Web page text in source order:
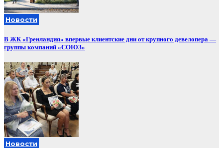
Новости
В ЖК «Гренландия» впервые клиентские дни от крупного девелопера —
группы компаний «СОЮЗ»
Новости